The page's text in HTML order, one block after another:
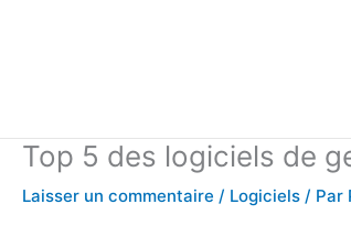
Top 5 des logiciels de
Laisser un commentaire / Logiciels / Par